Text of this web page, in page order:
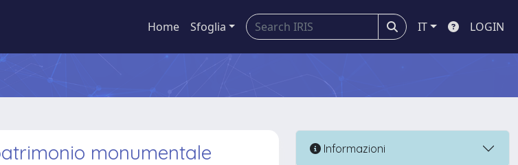
Home Sfoglia IT LOGIN
monumentale Informazioni